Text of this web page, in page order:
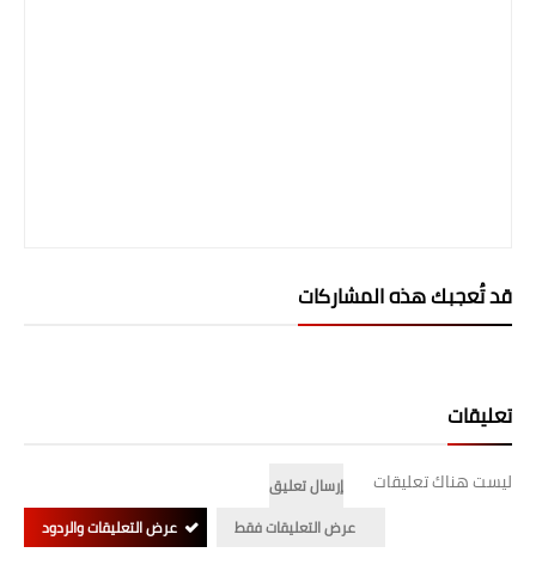
قد تُعجبك هذه المشاركات
تعليقات
ليست هناك تعليقات
إرسال تعليق
عرض التعليقات فقط
عرض التعليقات والردود